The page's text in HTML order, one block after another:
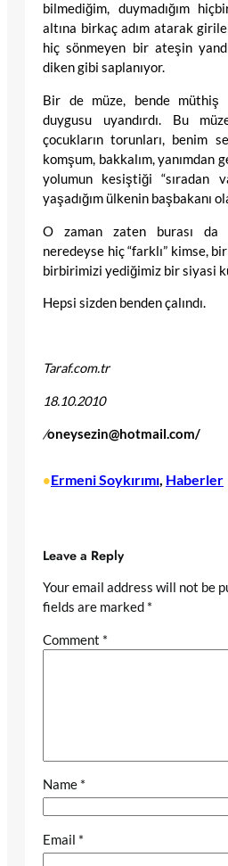
bilmediğim, duymadığım
altına birkaç adım atarak
hiç sönmeyen bir ateşin
diken gibi saplanıyor.
Bir de müze, bende müthiş
duygusu uyandırdı. Bu
çocukların torunları, benim
komşum, bakkalım, yanımdan
yolumun kesiştiği “sıradan
yaşadığım ülkenin başbakanı
O zaman zaten burası
neredeyse hiç “farklı” kimse,
birbirimizi yediğimiz bir siyasi
Hepsi sizden benden çalındı.
Taraf.com.tr
18.10.2010
/oneysezin@hotmail.com/
•Ermeni Soykırımı, Haberler
Leave a Reply
Your email address will not be
fields are marked *
Comment *
Name *
Email *